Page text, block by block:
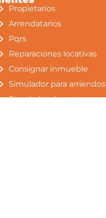
Propietarios
Arrendatarios
Pqrs
Reparaciones locativas
Consignar inmueble
Simulador para arriendos
Simulador de gastos